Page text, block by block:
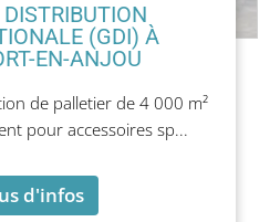
(GDI) À
EN-ANJOU
de palletier de 4 000 m²
pour accessoires sp...
d'infos